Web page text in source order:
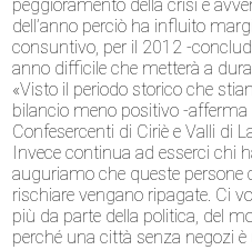
peggioramento della crisi è
dell’anno perciò ha influito
consuntivo, per il 2012 -
anno difficile che metterà a
«Visto il periodo storico che
bilancio meno positivo -afferma
Confesercenti di Ciriè e Valli di
Invece continua ad esserci chi
auguriamo che queste persone
rischiare vengano ripagate. Ci
più da parte della politica, del
perché una città senza negozi